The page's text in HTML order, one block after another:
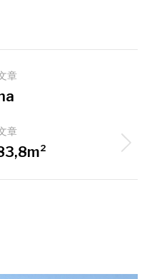
章
章